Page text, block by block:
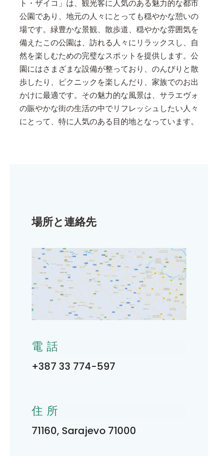
ト・ザイコ」は、観光客に人気のある魅力的な都市
公園であり、地元の人々にとっても穏やかな憩いの
場です。緑豊かな景観、散歩道、穏やかな雰囲気を
備えたこの公園は、訪れる人々にリラックスし、自
然を楽しむための完璧なスポットを提供します。公
園にはさまざまな設備が整っており、のんびりと散
歩したり、ピクニックを楽しんだり、家族でのお出
かけに最適です。その魅力的な風景は、サラエヴォ
の賑やかな街の生活の中でリフレッシュしたい人々
にとって、特に人気のある目的地となっています。
場所と連絡先
電話
+387 33 774-597
住所
71160, Sarajevo 71000